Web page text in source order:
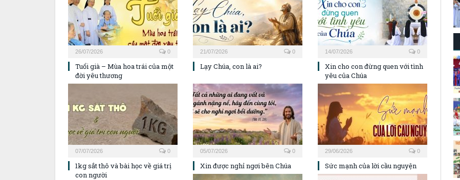
26/07/2026 0
Tuổi già – Mùa hoa trái của một
đời yêu thương
21/07/2026 0
Lạy Chúa, con là ai?
14/07/2026 0
Xin cho con đừng quen với tình
yêu của Chúa
07/07/2026 0
1kg sắt thô và bài học về giá trị
con người
05/07/2026 0
Xin được nghỉ ngơi bên Chúa
29/06/2026 0
Sức mạnh của lời cầu nguyện